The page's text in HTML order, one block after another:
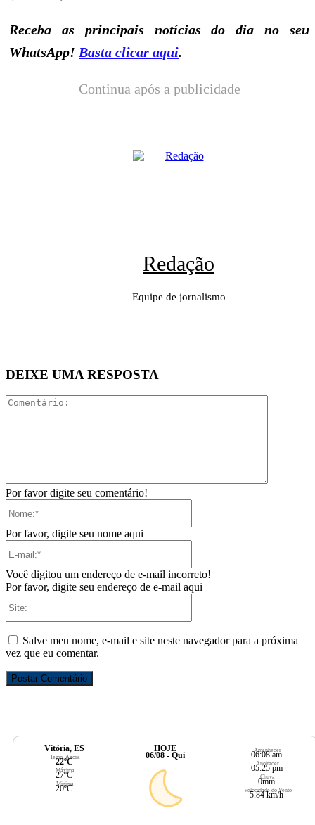
Receba as principais notícias do dia no seu
WhatsApp! Basta clicar aqui.
Continua após a publicidade
Redação
Equipe de jornalismo
DEIXE UMA RESPOSTA
Por favor digite seu comentário!
Por favor, digite seu nome aqui
Você digitou um endereço de e-mail incorreto!
Por favor, digite seu endereço de e-mail aqui
Salve meu nome, e-mail e site neste navegador para a próxima
vez que eu comentar.
Vitória, ES
Temp. Agora
22ºC
Máxima
27ºC
Mínima
20ºC
HOJE
06/08 - Qui
Amanhecer
06:08 am
Anoitecer
05:25 pm
Chuva
0mm
Velocidade do Vento
5.84 km/h